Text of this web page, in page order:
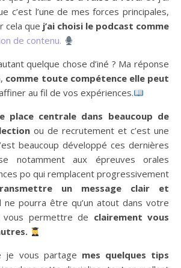
c’est l’une de mes forces principales,
cela que j’ai choisi le podcast comme
de contenu.
quelque chose d’iné ? Ma réponse
comme toute compétence elle peut
au fil de vos expériences.
place centrale dans beaucoup de
ou de recrutement et c’est une
beaucoup développé ces dernières
notamment aux épreuves orales
po qui remplacent progressivement
un message clair et
ne pourra être qu’un atout dans votre
permettre de clairement vous
je vous partage mes quelques tips